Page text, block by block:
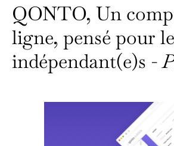
QONTO, Un
ligne, pensé pour
indépendant(e)s -